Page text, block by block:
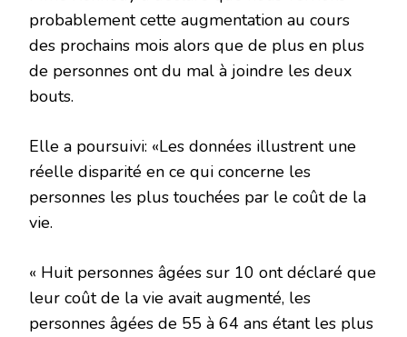
probablement cette augmentation au cours
des prochains mois alors que de plus en plus
de personnes ont du mal à joindre les deux
bouts.
Elle a poursuivi: «Les données illustrent une
réelle disparité en ce qui concerne les
personnes les plus touchées par le coût de la
vie.
« Huit personnes âgées sur 10 ont déclaré que
leur coût de la vie avait augmenté, les
personnes âgées de 55 à 64 ans étant les plus